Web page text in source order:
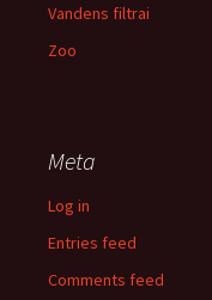
Vandens filtrai
Zoo
Meta
Log in
Entries feed
Comments feed